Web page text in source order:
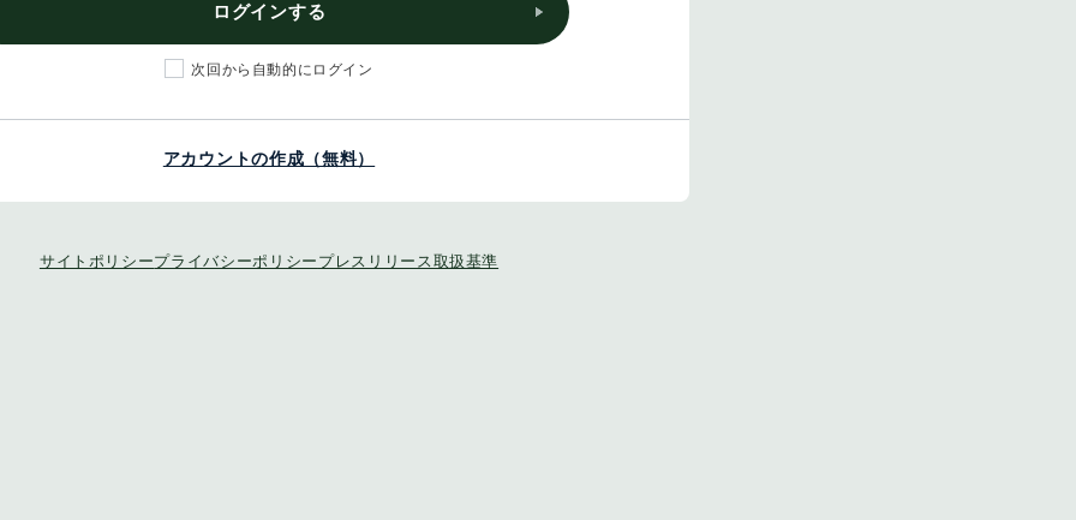
ログインする
次回から自動的にログイン
アカウントの作成（無料）
サイトポリシープライバシーポリシー プレスリリース取扱基準